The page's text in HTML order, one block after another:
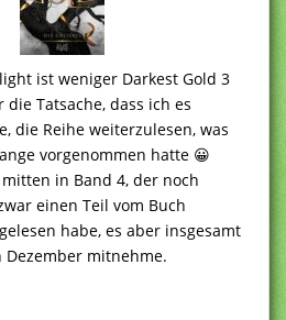
ist weniger Darkest Gold 3
Tatsache, dass ich es
die Reihe weiterzulesen, was
vorgenommen hatte 😀
in Band 4, der noch
einen Teil vom Buch
habe, es aber insgesamt
mitnehme.